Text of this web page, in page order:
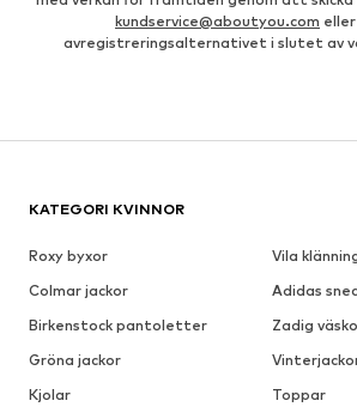
kundservice@aboutyou.com
avregistreringsalternativet i slutet av
KATEGORI KVINNOR
Roxy byxor
Vila
Colmar jackor
Adidas
Birkenstock pantoletter
Zadig
Gröna jackor
Kjolar
Toppar